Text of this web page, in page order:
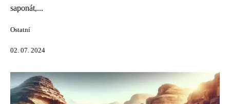
saponát,...
Ostatní
02. 07. 2024